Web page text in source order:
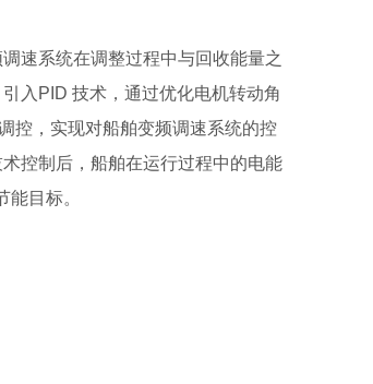
速系统在调整过程中与回收能量之
入PID 技术，通过优化电机转动角
控，实现对船舶变频调速系统的控
控制后，船舶在运行过程中的电能
目标。